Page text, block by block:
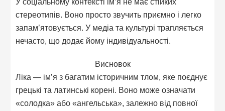
стереотипів. Воно просто звучить приємно і легко
запам’ятовується. У медіа та культурі трапляється
нечасто, що додає йому індивідуальності.
Висновок
Ліка — ім’я з багатим історичним тлом, яке поєднує
грецькі та латинські корені. Воно може означати
«солодка» або «ангельська», залежно від повної